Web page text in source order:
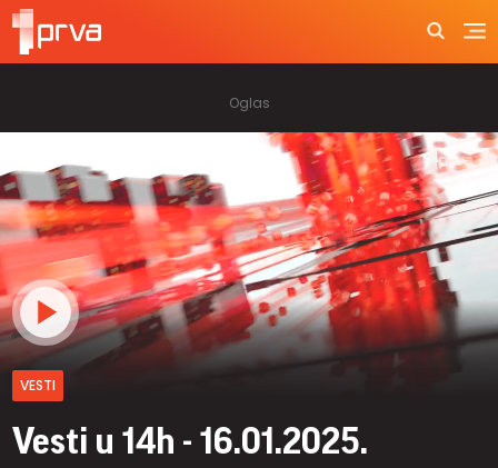
VESTI
Vesti u 14h - 16.01.2025.